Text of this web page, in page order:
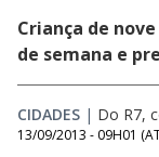
Criança de
de semana e
CIDADES | Do R7,
13/09/2013 - 09H01